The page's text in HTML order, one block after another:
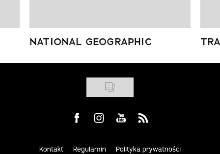
NATIONAL GEOGRAPHIC
Visit us on Facebook
Visit us on Instagram
Visit us on Youtube
Visit us on Rss
Kontakt Regulamin Polityka prywatności